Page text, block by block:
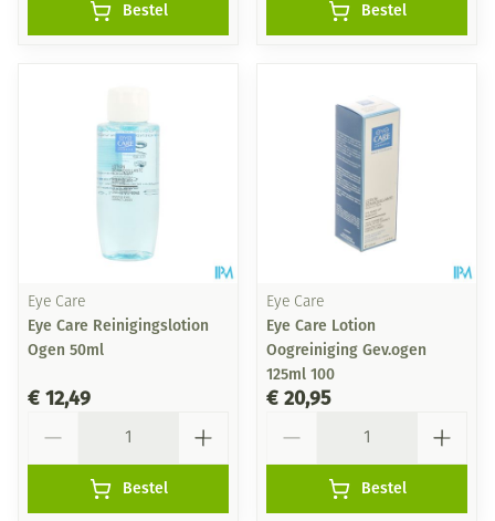
Bestel Bestel
Eye Care
Eye Care Reinigingslotion
Ogen 50ml
€ 12,49
Bestel
Eye Care
Eye Care Lotion
Oogreiniging Gev.ogen
125ml 100
€ 20,95
Bestel